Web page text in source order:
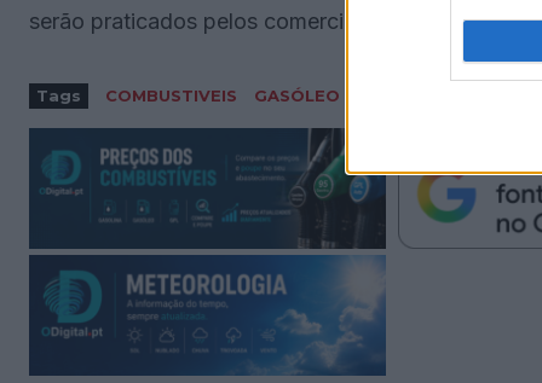
serão praticados pelos comercializadores de
Tags COMBUSTIVEIS GASÓLEO